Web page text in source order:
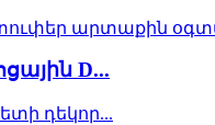
D...